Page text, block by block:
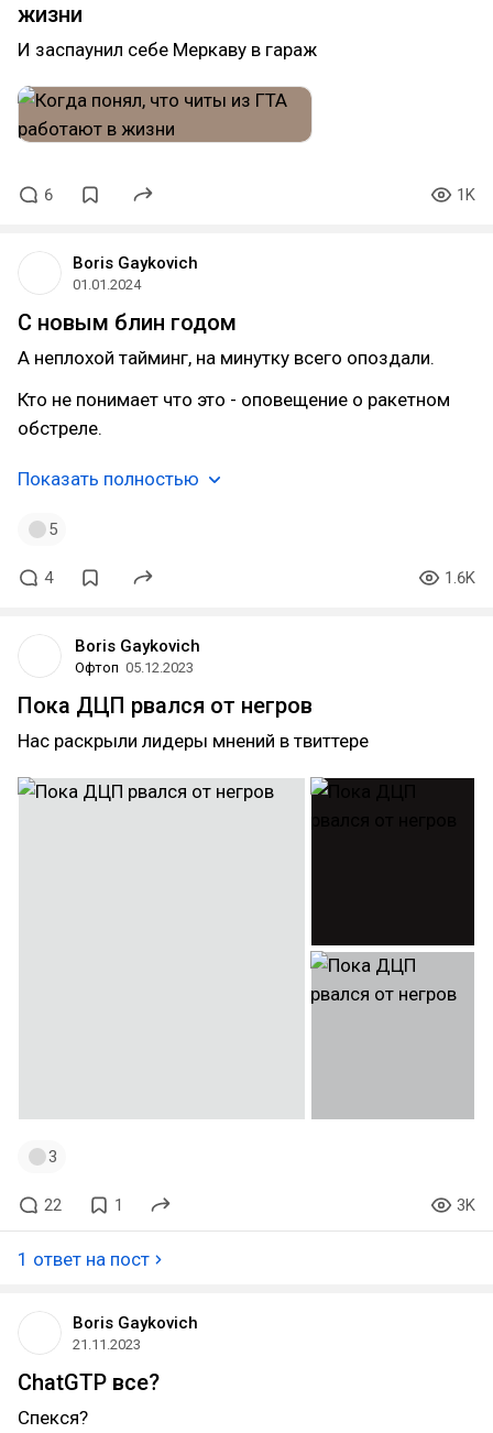
жизни
И заспаунил себе Меркаву в гараж
6 1K
Boris Gaykovich
01.01.2024
С новым блин годом
А неплохой тайминг, на минутку всего опоздали.
Кто не понимает что это - оповещение о ракетном
обстреле.
Показать полностью
5
4 1.6K
Boris Gaykovich
Офтоп 05.12.2023
Пока ДЦП рвался от негров
Нас раскрыли лидеры мнений в твиттере
3
22 1 3K
1 ответ на пост
Boris Gaykovich
21.11.2023
ChatGTP все?
Спекся?